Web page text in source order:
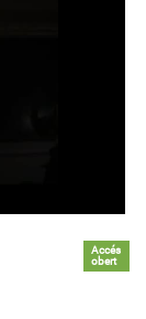
Accés
obert